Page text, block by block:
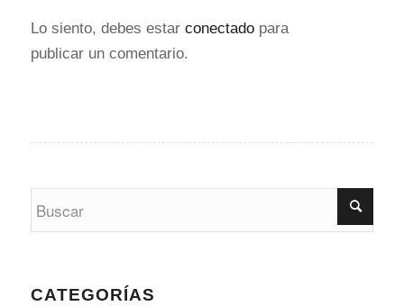
Lo siento, debes estar conectadopara
publicar un comentario.
CATEGORÍAS